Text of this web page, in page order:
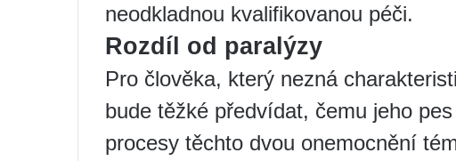
neodkladnou kvalifikovanou péči.
Rozdíl od paralýzy
Pro člověka, který nezná
bude těžké předvídat, čemu jeho
procesy těchto dvou onemocnění